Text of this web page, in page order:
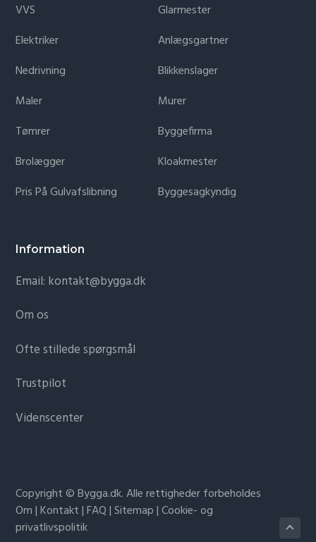
VVS
Glarmester
Elektriker
Anlægsgartner
Nedrivning
Blikkenslager
Maler
Murer
Tømrer
Byggefirma
Brolægger
Kloakmester
Pris På Gulvafslibning
Byggesagkyndig
Information
Email: kontakt@bygga.dk
Om os
Ofte stillede spørgsmål
Trustpilot
Videnscenter
Copyright © Bygga.dk. Alle rettigheder forbeholdes
Om|Kontakt|FAQ|Sitemap|Cookie- og
privatlivspolitik